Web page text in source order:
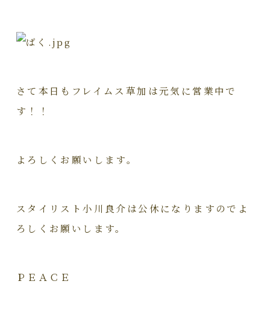
さて本日もフレイムス草加は元気に営業中で
す！！
よろしくお願いします。
スタイリスト小川良介は公休になりますのでよ
ろしくお願いします。
ＰＥＡＣＥ